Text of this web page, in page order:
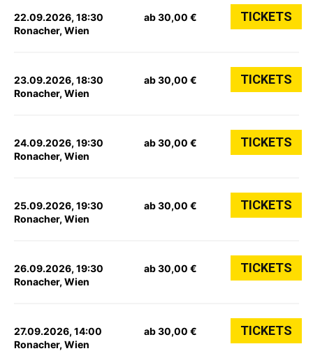
22.09.2026, 18:30
Ronacher, Wien
ab 30,00 € TICKETS
23.09.2026, 18:30
Ronacher, Wien
ab 30,00 € TICKETS
24.09.2026, 19:30
Ronacher, Wien
ab 30,00 € TICKETS
25.09.2026, 19:30
Ronacher, Wien
ab 30,00 € TICKETS
26.09.2026, 19:30
Ronacher, Wien
ab 30,00 € TICKETS
27.09.2026, 14:00
Ronacher, Wien
ab 30,00 € TICKETS